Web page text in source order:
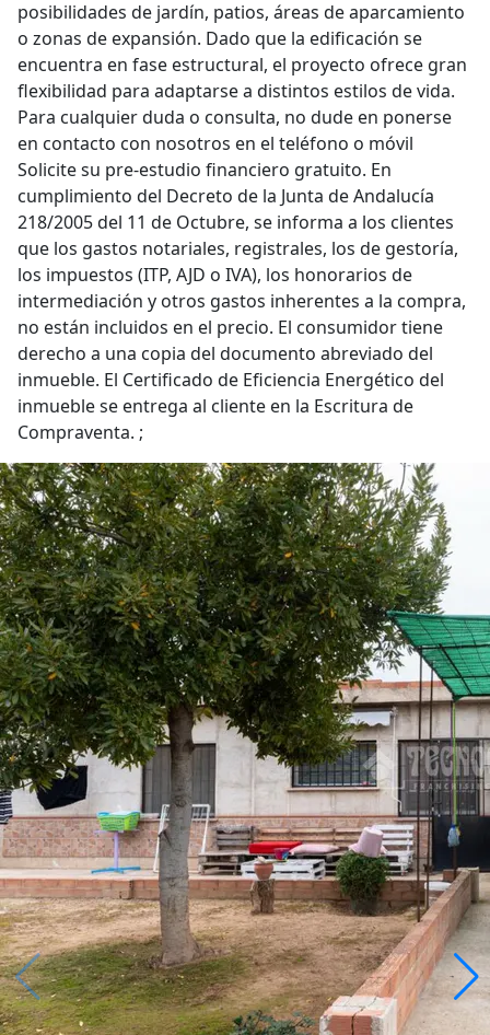
posibilidades de jardín, patios, áreas de aparcamiento
o zonas de expansión. Dado que la edificación se
encuentra en fase estructural, el proyecto ofrece gran
flexibilidad para adaptarse a distintos estilos de vida.
Para cualquier duda o consulta, no dude en ponerse
en contacto con nosotros en el teléfono o móvil
Solicite su pre-estudio financiero gratuito. En
cumplimiento del Decreto de la Junta de Andalucía
218/2005 del 11 de Octubre, se informa a los clientes
que los gastos notariales, registrales, los de gestoría,
los impuestos (ITP, AJD o IVA), los honorarios de
intermediación y otros gastos inherentes a la compra,
no están incluidos en el precio. El consumidor tiene
derecho a una copia del documento abreviado del
inmueble. El Certificado de Eficiencia Energético del
inmueble se entrega al cliente en la Escritura de
Compraventa. ;